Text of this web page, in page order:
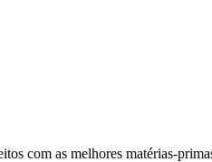
com as melhores matérias-